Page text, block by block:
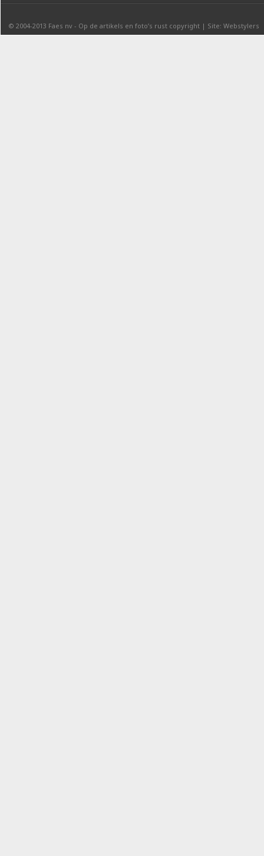
© 2004-2013 Faes nv - Op de artikels en foto’s rust copyright | Site: Webstylers